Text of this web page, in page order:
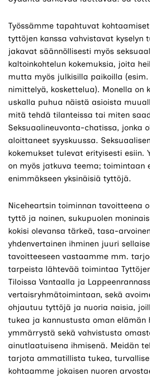
Työssämme tapahtuvat
tyttöjen kanssa vahvistavat kyselyn
jakavat säännöllisesti myös
kaltoinkohtelun kokemuksia, joita
mutta myös julkisilla paikoilla
nimittelyä, koskettelua). Monella on
uskalla puhua näistä asioista
mitä tehdä tilanteissa tai miten
Seksuaalineuvonta-chatissa, jonka
aloittaneet syyskuussa.
kokemukset tulevat erityisesti esiin.
on myös jatkuva teema; toimintaan
enimmäkseen yksinäisiä tyttöjä.
Niceheartsin toiminnan tavoitteena
tyttö ja nainen, sukupuolen
kokisi olevansa tärkeä, tasa-
yhdenvertainen ihminen juuri
tavoitteeseen vastaamme mm.
tarpeista lähtevää toimintaa
Tiloissa Vantaalla ja
vertaisryhmätoimintaan, sekä
ohjautuu tyttöjä ja nuoria naisia,
tukea ja kannustusta oman elämän
ymmärrystä sekä vahvistusta
ainutlaatuisena ihmisenä. Meidän
tarjota ammatillista tukea,
kohtaamme jokaisen nuoren